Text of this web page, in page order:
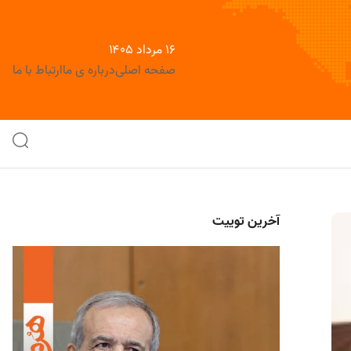
۱۶ مرداد ۱۴۰۵
صفحه اصلیدرباره ی ماارتباط با ما
آخرین توییت